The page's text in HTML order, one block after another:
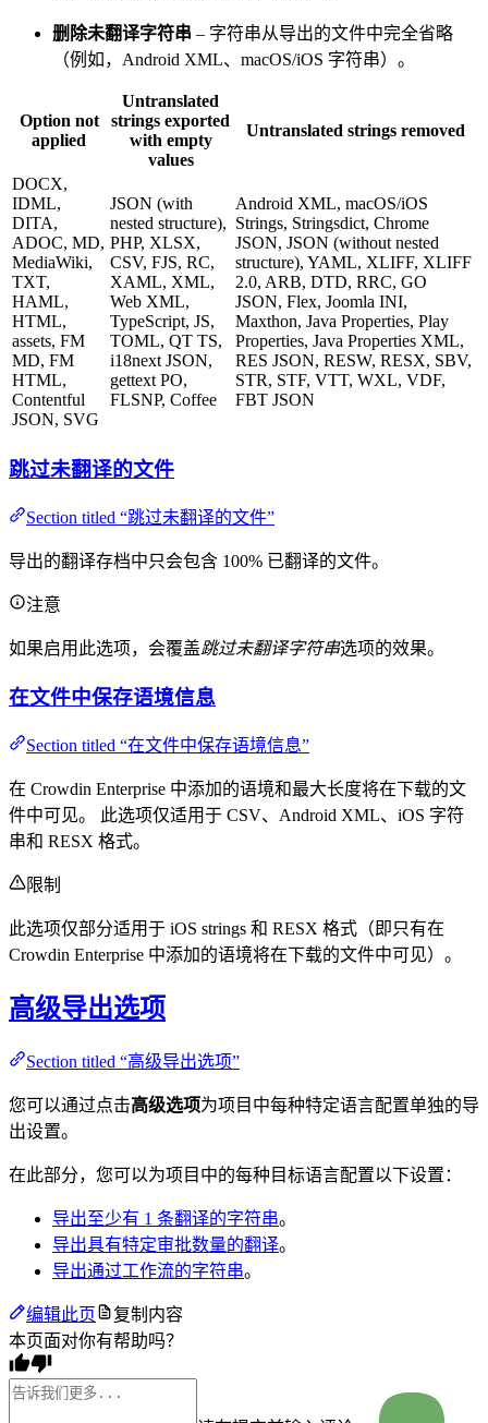
删除未翻译字符串 – 字符串从导出的文件中完全省略
（例如，Android XML、macOS/iOS 字符串）。
Option not
applied
Untranslated
strings exported
with empty
values
Untranslated strings removed
DOCX,
IDML,
DITA,
ADOC, MD,
MediaWiki,
TXT,
HAML,
HTML,
assets, FM
MD, FM
HTML,
Contentful
JSON, SVG
JSON (with
nested structure),
PHP, XLSX,
CSV, FJS, RC,
XAML, XML,
Web XML,
TypeScript, JS,
TOML, QT TS,
i18next JSON,
gettext PO,
FLSNP, Coffee
Android XML, macOS/iOS
Strings, Stringsdict, Chrome
JSON, JSON (without nested
structure), YAML, XLIFF, XLIFF
2.0, ARB, DTD, RRC, GO
JSON, Flex, Joomla INI,
Maxthon, Java Properties, Play
Properties, Java Properties XML,
RES JSON, RESW, RESX, SBV,
STR, STF, VTT, WXL, VDF,
FBT JSON
跳过未翻译的文件
Section titled “跳过未翻译的文件”
导出的翻译存档中只会包含 100% 已翻译的文件。
注意
如果启用此选项，会覆盖跳过未翻译字符串选项的效果。
在文件中保存语境信息
Section titled “在文件中保存语境信息”
在 Crowdin Enterprise 中添加的语境和最大长度将在下载的文
件中可见。 此选项仅适用于 CSV、Android XML、iOS 字符
串和 RESX 格式。
限制
此选项仅部分适用于 iOS strings 和 RESX 格式（即只有在
Crowdin Enterprise 中添加的语境将在下载的文件中可见）。
高级导出选项
Section titled “高级导出选项”
您可以通过点击高级选项为项目中每种特定语言配置单独的导
出设置。
在此部分，您可以为项目中的每种目标语言配置以下设置：
导出至少有 1 条翻译的字符串。
导出具有特定审批数量的翻译。
导出通过工作流的字符串。
编辑此页
复制内容
本页面对你有帮助吗？